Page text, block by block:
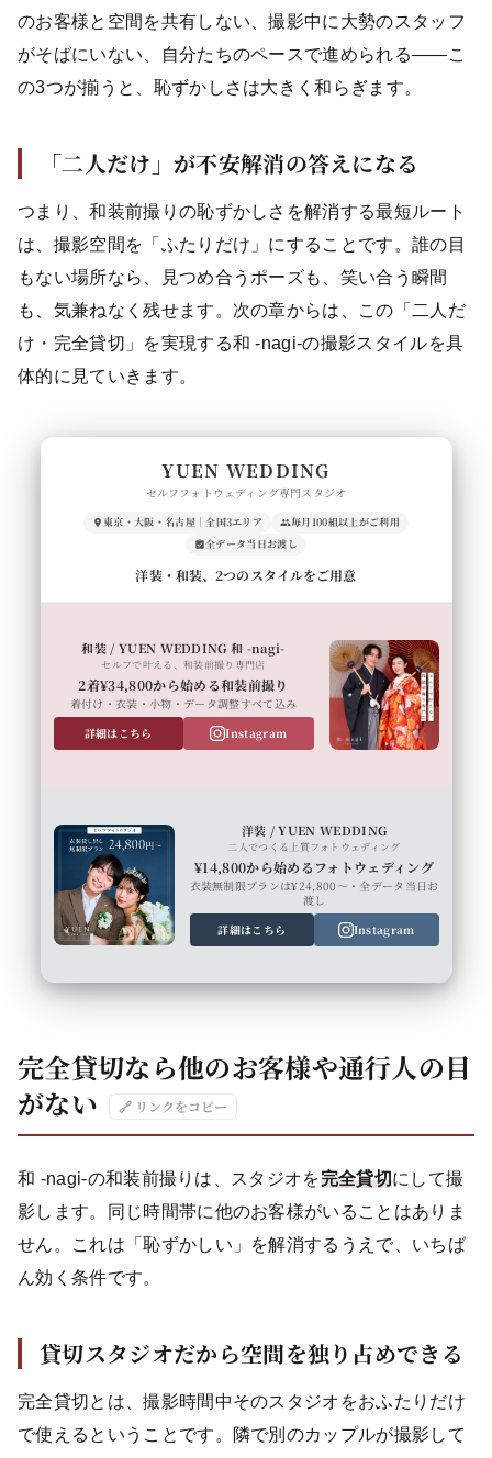
のお客様と空間を共有しない、撮影中に大勢のスタッフ
がそばにいない、自分たちのペースで進められる——こ
の3つが揃うと、恥ずかしさは大きく和らぎます。
「二人だけ」が不安解消の答えになる
つまり、和装前撮りの恥ずかしさを解消する最短ルート
は、撮影空間を「ふたりだけ」にすることです。誰の目
もない場所なら、見つめ合うポーズも、笑い合う瞬間
も、気兼ねなく残せます。次の章からは、この「二人だ
け・完全貸切」を実現する和 -nagi-の撮影スタイルを具
体的に見ていきます。
YUEN WEDDING
セルフフォトウェディング専門スタジオ
東京・大阪・名古屋｜全国3エリア
毎月100組以上がご利用
全データ当日お渡し
洋装・和装、2つのスタイルをご用意
和装 / YUEN WEDDING 和 -nagi-
セルフで叶える、和装前撮り専門店
2着¥34,800から始める和装前撮り
着付け・衣装・小物・データ調整すべて込み
詳細はこちら
Instagram
洋装 / YUEN WEDDING
二人でつくる上質フォトウェディング
¥14,800から始めるフォトウェディング
衣装無制限プランは¥24,800〜・全データ当日お
渡し
詳細はこちら
Instagram
完全貸切なら他のお客様や通行人の目
がない
🔗 リンクをコピー
和 -nagi-の和装前撮りは、スタジオを完全貸切にして撮
影します。同じ時間帯に他のお客様がいることはありま
せん。これは「恥ずかしい」を解消するうえで、いちば
ん効く条件です。
貸切スタジオだから空間を独り占めできる
完全貸切とは、撮影時間中そのスタジオをおふたりだけ
で使えるということです。隣で別のカップルが撮影して